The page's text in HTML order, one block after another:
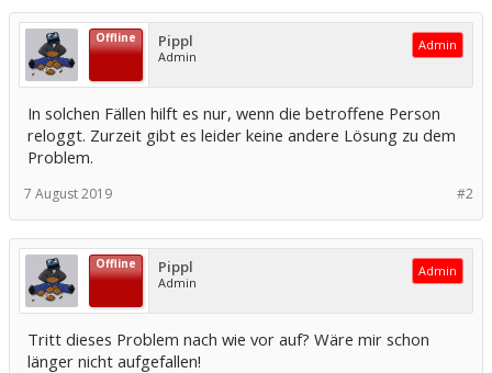
Offline Pippl
Admin
Admin
In solchen Fällen hilft es nur, wenn die betroffene Person
reloggt. Zurzeit gibt es leider keine andere Lösung zu dem
Problem.
#2
7 August 2019
Offline Pippl
Admin
Admin
Tritt dieses Problem nach wie vor auf? Wäre mir schon
länger nicht aufgefallen!